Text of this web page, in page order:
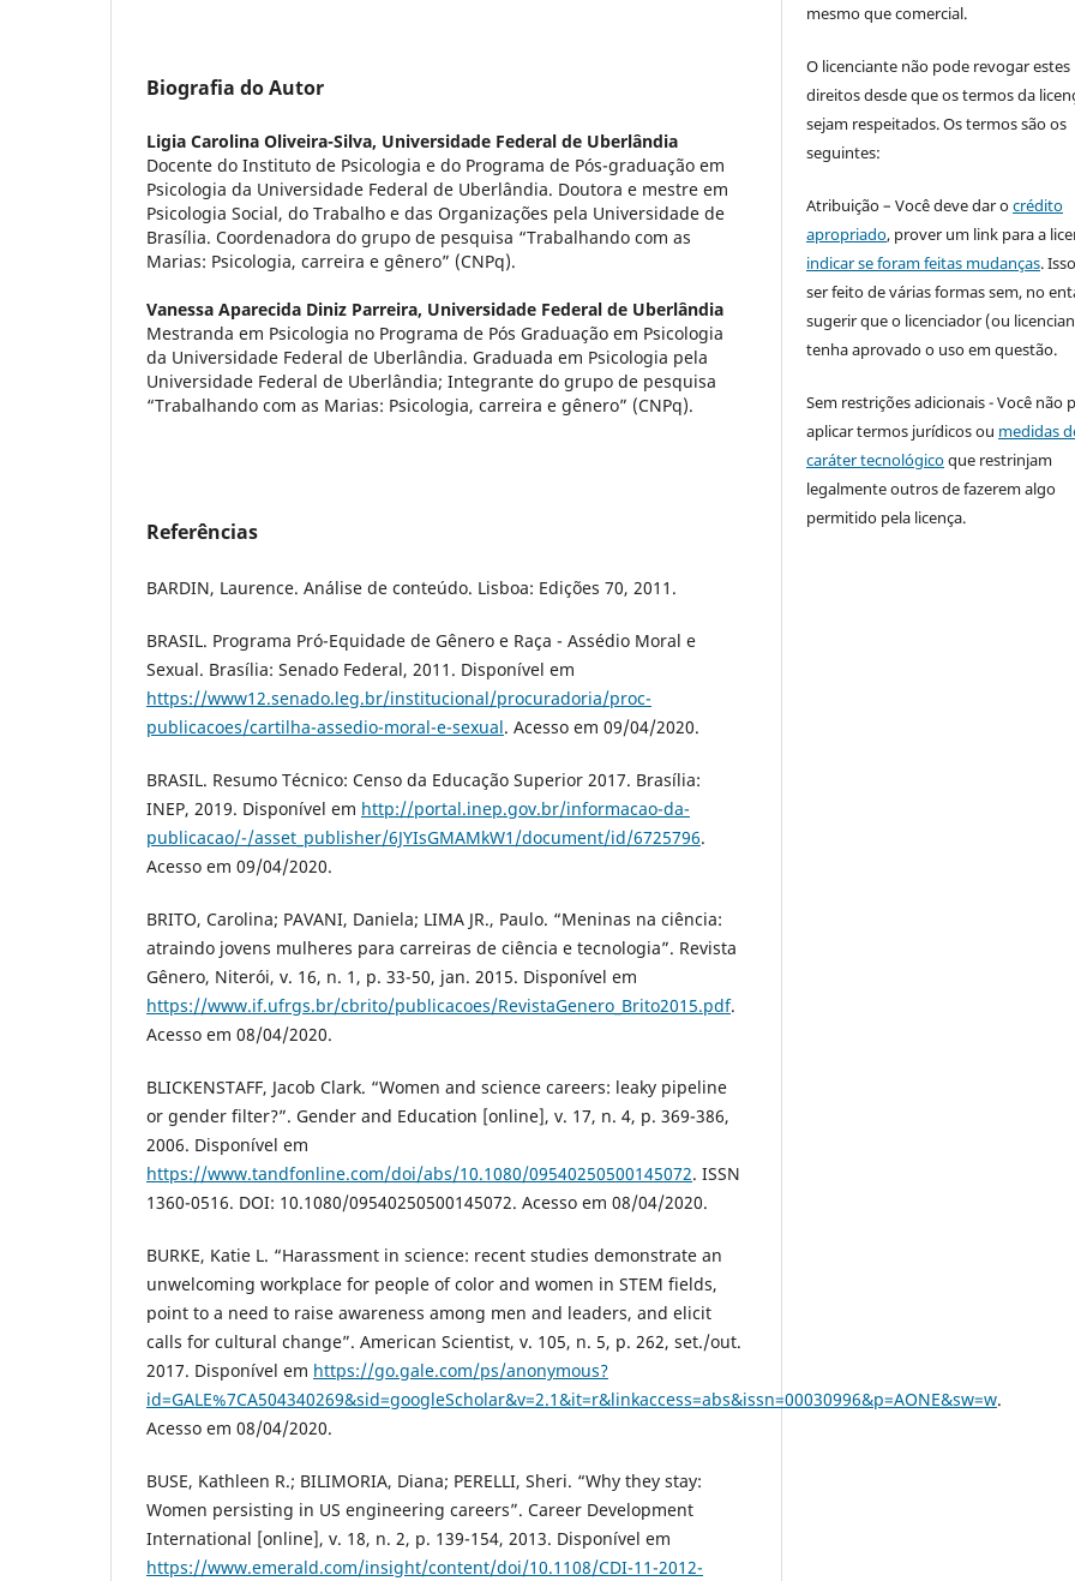
Biografia do Autor
Ligia Carolina Oliveira-Silva, Universidade Federal de Uberlândia
Docente do Instituto de Psicologia e do Programa de Pós-graduação em
Psicologia da Universidade Federal de Uberlândia. Doutora e mestre em
Psicologia Social, do Trabalho e das Organizações pela Universidade de
Brasília. Coordenadora do grupo de pesquisa “Trabalhando com as
Marias: Psicologia, carreira e gênero” (CNPq).
Vanessa Aparecida Diniz Parreira, Universidade Federal de Uberlândia
Mestranda em Psicologia no Programa de Pós Graduação em Psicologia
da Universidade Federal de Uberlândia. Graduada em Psicologia pela
Universidade Federal de Uberlândia; Integrante do grupo de pesquisa
“Trabalhando com as Marias: Psicologia, carreira e gênero” (CNPq).
Referências
BARDIN, Laurence. Análise de conteúdo. Lisboa: Edições 70, 2011.
BRASIL. Programa Pró-Equidade de Gênero e Raça - Assédio Moral e
Sexual. Brasília: Senado Federal, 2011. Disponível em
https://www12.senado.leg.br/institucional/procuradoria/proc-
publicacoes/cartilha-assedio-moral-e-sexual. Acesso em 09/04/2020.
BRASIL. Resumo Técnico: Censo da Educação Superior 2017. Brasília:
INEP, 2019. Disponível em http://portal.inep.gov.br/informacao-da-
publicacao/-/asset_publisher/6JYIsGMAMkW1/document/id/6725796.
Acesso em 09/04/2020.
BRITO, Carolina; PAVANI, Daniela; LIMA JR., Paulo. “Meninas na ciência:
atraindo jovens mulheres para carreiras de ciência e tecnologia”. Revista
Gênero, Niterói, v. 16, n. 1, p. 33-50, jan. 2015. Disponível em
https://www.if.ufrgs.br/cbrito/publicacoes/RevistaGenero_Brito2015.pdf.
Acesso em 08/04/2020.
BLICKENSTAFF, Jacob Clark. “Women and science careers: leaky pipeline
or gender filter?”. Gender and Education [online], v. 17, n. 4, p. 369-386,
2006. Disponível em
https://www.tandfonline.com/doi/abs/10.1080/09540250500145072. ISSN
1360-0516. DOI: 10.1080/09540250500145072. Acesso em 08/04/2020.
BURKE, Katie L. “Harassment in science: recent studies demonstrate an
unwelcoming workplace for people of color and women in STEM fields,
point to a need to raise awareness among men and leaders, and elicit
calls for cultural change”. American Scientist, v. 105, n. 5, p. 262, set./out.
2017. Disponível em https://go.gale.com/ps/anonymous?
id=GALE%7CA504340269&sid=googleScholar&v=2.1&it=r&linkaccess=abs&issn=00030996&p=AONE&sw=w.
Acesso em 08/04/2020.
BUSE, Kathleen R.; BILIMORIA, Diana; PERELLI, Sheri. “Why they stay:
Women persisting in US engineering careers”. Career Development
International [online], v. 18, n. 2, p. 139-154, 2013. Disponível em
https://www.emerald.com/insight/content/doi/10.1108/CDI-11-2012-
mesmo que comercial.
O licenciante não pode revogar estes
direitos desde que os termos da
sejam respeitados. Os termos são os
seguintes:
Atribuição – Você deve dar ocrédito
apropriado, prover um link para a
indicar se foram feitas mudanças.
ser feito de várias formas sem, no
sugerir que o licenciador (ou
tenha aprovado o uso em questão.
Sem restrições adicionais - Você não
aplicar termos jurídicos ou medidas
caráter tecnológicoque restrinjam
legalmente outros de fazerem algo
permitido pela licença.